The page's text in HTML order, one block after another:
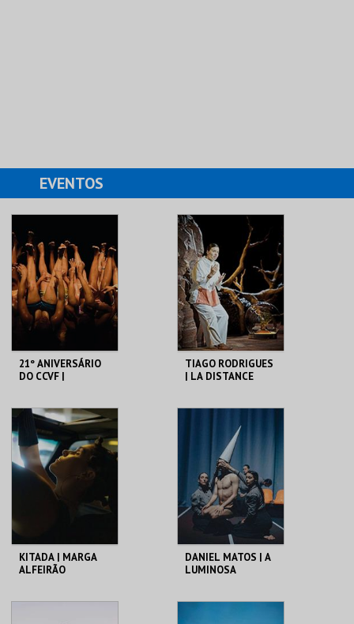
EVENTOS
21º ANIVERSÁRIO
DO CCVF |
C. CULTURAL VILA
FLOR
MAIS INFO
COMPRAR
TIAGO RODRIGUES
| LA DISTANCE
MAIS INFO
COMPRAR
KITADA | MARGA
ALFEIRÃO
DANIEL MATOS | A
LUMINOSA